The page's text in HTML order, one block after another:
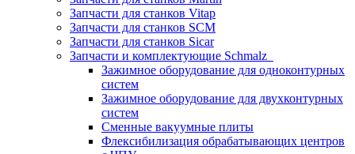
Запчасти для станков Vitap
Запчасти для станков SCM
Запчасти для станков Sicar
Запчасти и комплектующие Schmalz
Зажимное оборудование для одноконтурных
систем
Зажимное оборудование для двухконтурных
систем
Сменные вакуумные плиты
Флексибилизация обрабатывающих центров